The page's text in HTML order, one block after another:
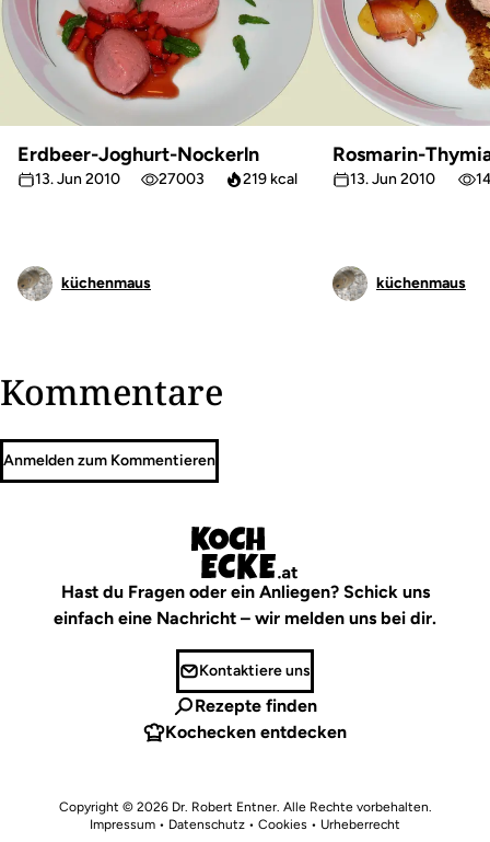
Erdbeer-Joghurt-Nockerln
13. Jun 2010 27003 219 kcal
küchenmaus
Rosmarin-
13. Jun 2010
küchenmaus
Kommentare
Anmelden zum Kommentieren
Hast du Fragen oder ein Anliegen? Schick uns
einfach eine Nachricht – wir melden uns bei dir.
Kontaktiere uns
Rezepte finden
Kochecken entdecken
Copyright © 2026 Dr. Robert Entner. Alle Rechte vorbehalten.
Impressum • Datenschutz • Cookies • Urheberrecht